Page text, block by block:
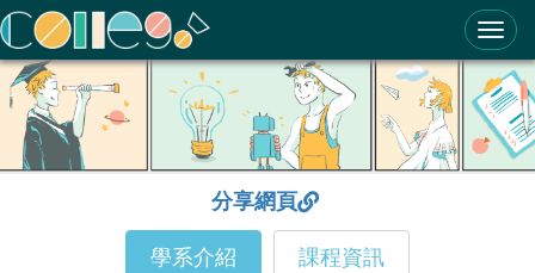
ColleGo! 大學選才與高中育才輔助系統
分享網頁
學系介紹 課程資訊